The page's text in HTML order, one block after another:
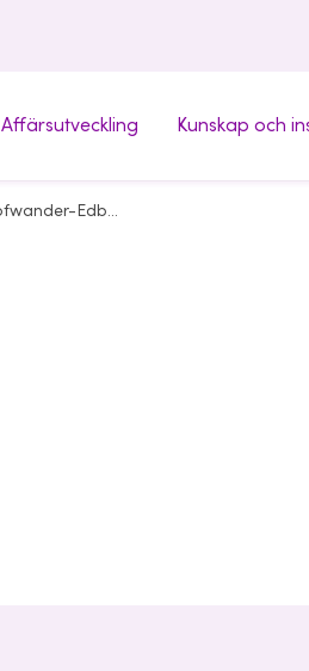
Affärsutveckling Kunskap och
Petra Hofwander-Edberg